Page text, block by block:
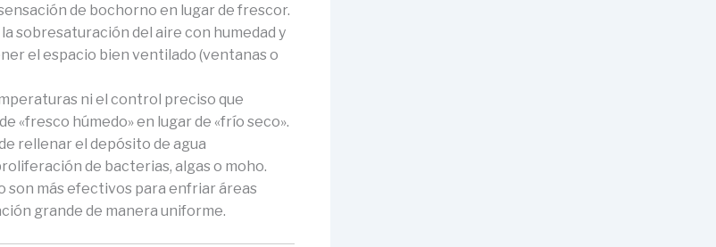
de bochorno en lugar de frescor.
sobresaturación del aire con humedad y
el espacio bien ventilado (ventanas o
ni el control preciso que
«fresco húmedo» en lugar de «frío seco».
rellenar el depósito de agua
de bacterias, algas o moho.
son más efectivos para enfriar áreas
grande de manera uniforme.